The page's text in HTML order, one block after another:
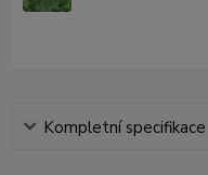
Kompletní specifikace